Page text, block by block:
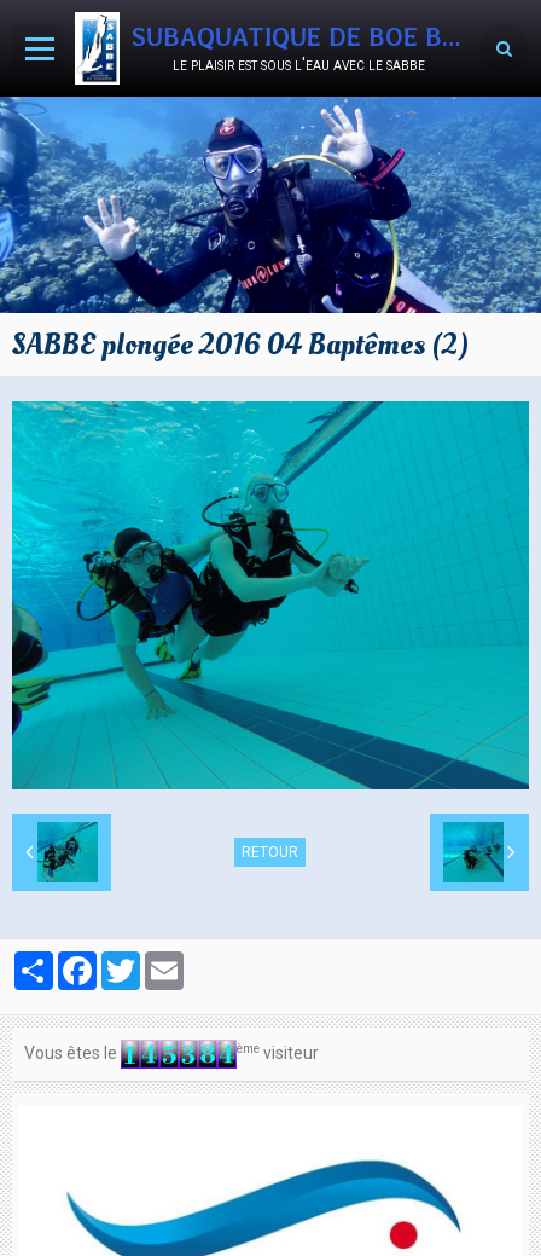
SUBAQUATIQUE DE BOE BON-ENCONTRE
le plaisir est sous l'eau avec le sabbe
Accueil
Agenda
Activités
Le Club
Documents
Album photos
Vidéos
SABB'OCCASIONS
Nous rejoindre
Contacts
SABBE plongée 2016 04 Baptêmes (2)
RETOUR
PartagerFacebook
Twitter
Vous êtes le ème visiteur